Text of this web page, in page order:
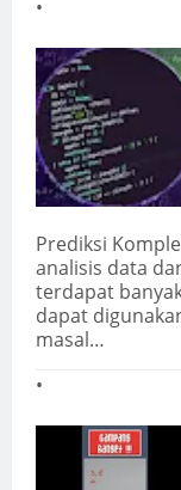
Prediksi
analisis data
terdapat
dapat
masal…